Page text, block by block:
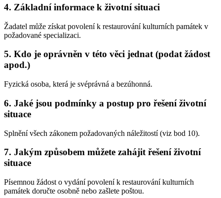
4. Základní informace k životní situaci
Žadatel může získat povolení k restaurování kulturních památek v
požadované specializaci.
5. Kdo je oprávněn v této věci jednat (podat žádost
apod.)
Fyzická osoba, která je svéprávná a bezúhonná.
6. Jaké jsou podmínky a postup pro řešení životní
situace
Splnění všech zákonem požadovaných náležitostí (viz bod 10).
7. Jakým způsobem můžete zahájit řešení životní
situace
Písemnou žádost o vydání povolení k restaurování kulturních
památek doručte osobně nebo zašlete poštou.